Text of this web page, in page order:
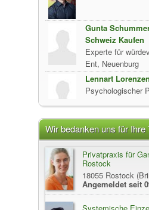
Gunta
Schweiz Kaufen
Experte für
Ent, Neuenburg
Lennart Lorenzen
Psychologischer
Stefanie Frank
Heilpraktikerin für
Stefanie Frank
Heilpraktikerin für
Gschwend
Wir bedanken uns für Ihre
Privatpraxis für
Rostock
18055 Rostock
Angemeldet seit